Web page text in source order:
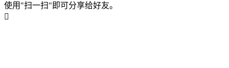
使用"扫一扫"即可分享给好友。